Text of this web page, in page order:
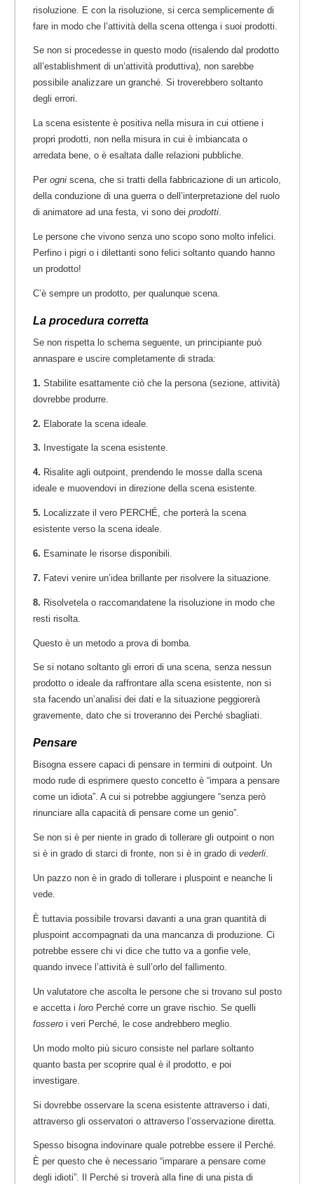
risoluzione. E con la risoluzione, si cerca semplicemente di
fare in modo che l’attività della scena ottenga i suoi prodotti.
Se non si procedesse in questo modo (risalendo dal prodotto
all’establishment di un’attività produttiva), non sarebbe
possibile analizzare un granché. Si troverebbero soltanto
degli errori.
La scena esistente è positiva nella misura in cui ottiene i
propri prodotti, non nella misura in cui è imbiancata o
arredata bene, o è esaltata dalle relazioni pubbliche.
Per ogni scena, che si tratti della fabbricazione di un articolo,
della conduzione di una guerra o dell’interpretazione del ruolo
di animatore ad una festa, vi sono dei prodotti.
Le persone che vivono senza uno scopo sono molto infelici.
Perfino i pigri o i dilettanti sono felici soltanto quando hanno
un prodotto!
C’è sempre un prodotto, per qualunque scena.
La procedura corretta
Se non rispetta lo schema seguente, un principiante può
annaspare e uscire completamente di strada:
1. Stabilite esattamente ciò che la persona (sezione, attività)
dovrebbe produrre.
2. Elaborate la scena ideale.
3. Investigate la scena esistente.
4. Risalite agli outpoint, prendendo le mosse dalla scena
ideale e muovendovi in direzione della scena esistente.
5. Localizzate il vero PERCHÉ, che porterà la scena
esistente verso la scena ideale.
6. Esaminate le risorse disponibili.
7. Fatevi venire un’idea brillante per risolvere la situazione.
8. Risolvetela o raccomandatene la risoluzione in modo che
resti risolta.
Questo è un metodo a prova di bomba.
Se si notano soltanto gli errori di una scena, senza nessun
prodotto o ideale da raffrontare alla scena esistente, non si
sta facendo un’analisi dei dati e la situazione peggiorerà
gravemente, dato che si troveranno dei Perché sbagliati.
Pensare
Bisogna essere capaci di pensare in termini di outpoint. Un
modo rude di esprimere questo concetto è “impara a pensare
come un idiota”. A cui si potrebbe aggiungere “senza però
rinunciare alla capacità di pensare come un genio”.
Se non si è per niente in grado di tollerare gli outpoint o non
si è in grado di starci di fronte, non si è in grado di vederli.
Un pazzo non è in grado di tollerare i pluspoint e neanche li
vede.
È tuttavia possibile trovarsi davanti a una gran quantità di
pluspoint accompagnati da una mancanza di produzione. Ci
potrebbe essere chi vi dice che tutto va a gonfie vele,
quando invece l’attività è sull’orlo del fallimento.
Un valutatore che ascolta le persone che si trovano sul posto
e accetta i loro Perché corre un grave rischio. Se quelli
fossero i veri Perché, le cose andrebbero meglio.
Un modo molto più sicuro consiste nel parlare soltanto
quanto basta per scoprire qual è il prodotto, e poi
investigare.
Si dovrebbe osservare la scena esistente attraverso i dati,
attraverso gli osservatori o attraverso l’osservazione diretta.
Spesso bisogna indovinare quale potrebbe essere il Perché.
È per questo che è necessario “imparare a pensare come
degli idioti”. Il Perché si troverà alla fine di una pista di